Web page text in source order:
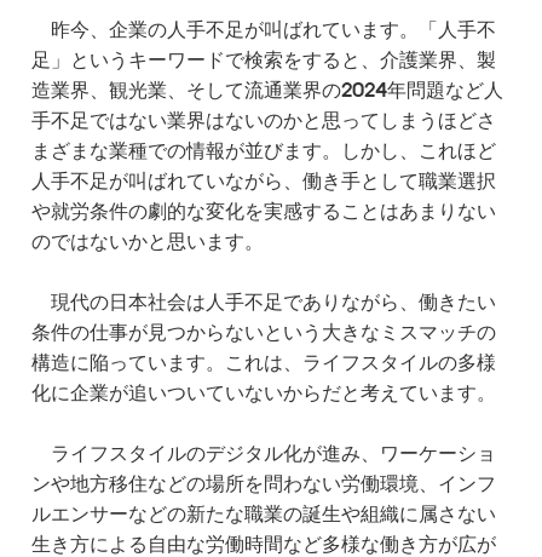
昨今、企業の人手不足が叫ばれています。「人手不
足」というキーワードで検索をすると、介護業界、製
造業界、観光業、そして流通業界の2024年問題など人
手不足ではない業界はないのかと思ってしまうほどさ
まざまな業種での情報が並びます。しかし、これほど
人手不足が叫ばれていながら、働き手として職業選択
や就労条件の劇的な変化を実感することはあまりない
のではないかと思います。
現代の日本社会は人手不足でありながら、働きたい
条件の仕事が見つからないという大きなミスマッチの
構造に陥っています。これは、ライフスタイルの多様
化に企業が追いついていないからだと考えています。
ライフスタイルのデジタル化が進み、ワーケーショ
ンや地方移住などの場所を問わない労働環境、インフ
ルエンサーなどの新たな職業の誕生や組織に属さない
生き方による自由な労働時間など多様な働き方が広が